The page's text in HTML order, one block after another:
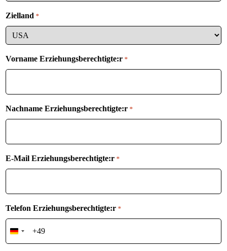
Zielland *
Vorname Erziehungsberechtigte:r *
Nachname Erziehungsberechtigte:r *
E-Mail Erziehungsberechtigte:r *
Telefon Erziehungsberechtigte:r *
Germany
+49